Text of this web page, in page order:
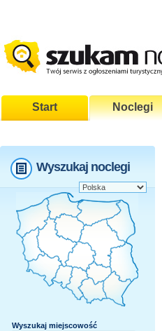
Start Noclegi
Wyszukaj noclegi
Wyszukaj miejscowość